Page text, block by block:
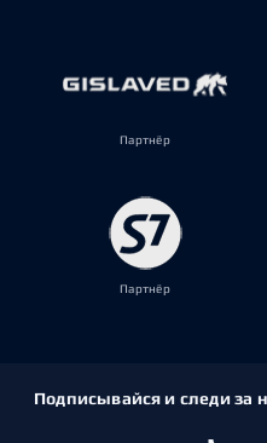
Партнёр
Партнёр
Подписывайся и следи за